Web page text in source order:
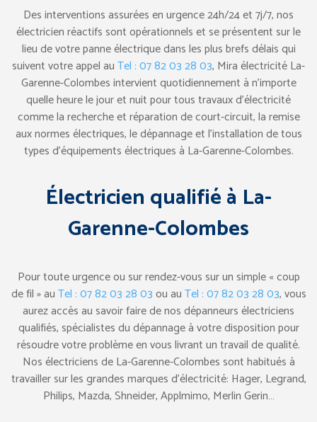
Des interventions assurées en urgence 24h/24 et 7j/7, nos
électricien réactifs sont opérationnels et se présentent sur le
lieu de votre panne électrique dans les plus brefs délais qui
suivent votre appel auTel : 07 82 03 28 03, Mira électricité La-
Garenne-Colombes intervient quotidiennement à n’importe
quelle heure le jour et nuit pour tous travaux d’électricité
comme la recherche et réparation de court-circuit, la remise
aux normes électriques, le dépannage et l’installation de tous
types d’équipements électriques à La-Garenne-Colombes.
Électricien qualifié à La-
Garenne-Colombes
Pour toute urgence ou sur rendez-vous sur un simple « coup
de fil » auTel : 07 82 03 28 03ou auTel : 07 82 03 28 03, vous
aurez accès au savoir faire de nos dépanneurs électriciens
qualifiés, spécialistes du dépannage à votre disposition pour
résoudre votre problème en vous livrant un travail de qualité.
Nos électriciens de La-Garenne-Colombes sont habitués à
travailler sur les grandes marques d’électricité: Hager, Legrand,
Philips, Mazda, Shneider, Applmimo, Merlin Gerin…